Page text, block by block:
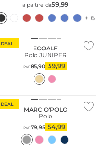
a partire da59,99
+ 6
DEAL
Sostenibile
ECOALF
Polo JUNIPER
PVC85,90 59,99
DEAL
MARC O'POLO
Polo
PVC79,95 54,99